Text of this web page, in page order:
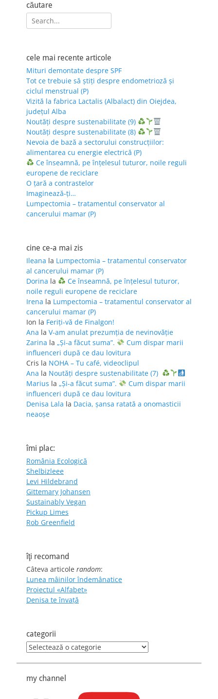
căutare
Search
for:
cele mai recente articole
Mituri demontate despre SPF
Tot ce trebuie să știți despre endometrioză și
ciclul menstrual (P)
Vizită la fabrica Lactalis (Albalact) din Oiejdea,
județul Alba
Noutăți despre sustenabilitate (9)
Noutăți despre sustenabilitate (8)
Nevoia de bază a sectorului construcțiilor:
alimentarea cu energie electrică (P)
Ce înseamnă, pe înțelesul tuturor, noile reguli
europene de reciclare
O țară a contrastelor
Imaginează-ți…
Lumpectomia – tratamentul conservator al
cancerului mamar (P)
cine ce-a mai zis
Ileana la Lumpectomia – tratamentul conservator
al cancerului mamar (P)
Dorina la
Ce înseamnă, pe înțelesul tuturor,
noile reguli europene de reciclare
Irena la Lumpectomia – tratamentul conservator al
cancerului mamar (P)
Ion la Feriţi-vă de Finalgon!
Ana la V-am anulat prezumția de nevinovăție
Zarina la „Și-a făcut suma”.
Cum dispar marii
influenceri după ce dau lovitura
Cris la NOHA – Tu café, videoclipul
Ana la Noutăți despre sustenabilitate (7)
Marius la „Și-a făcut suma”.
Cum dispar marii
influenceri după ce dau lovitura
Denisa Lala la Dacia, șansa ratată a onomasticii
neaoșe
îmi plac:
România Ecologică
Shelbizleee
Levi Hildebrand
Gittemary Johansen
Sustainably Vegan
Pickup Limes
Rob Greenfield
îţi recomand
Câteva articole random:
Lunea mâinilor îndemânatice
Proiectul «Alfabet»
Denisa te învaţă
categorii
categorii
my channel